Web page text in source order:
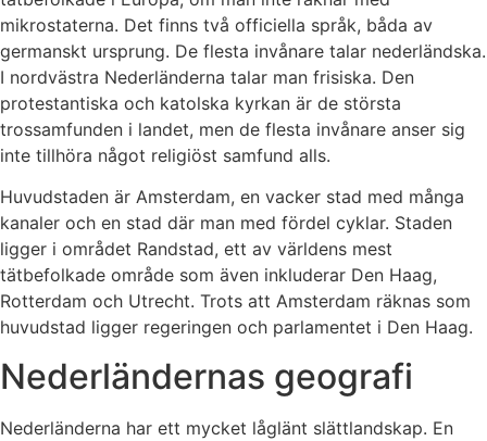
mikrostaterna. Det finns två officiella språk, båda av
germanskt ursprung. De flesta invånare talar nederländska.
I nordvästra Nederländerna talar man frisiska. Den
protestantiska och katolska kyrkan är de största
trossamfunden i landet, men de flesta invånare anser sig
inte tillhöra något religiöst samfund alls.
Huvudstaden är Amsterdam, en vacker stad med många
kanaler och en stad där man med fördel cyklar. Staden
ligger i området Randstad, ett av världens mest
tätbefolkade område som även inkluderar Den Haag,
Rotterdam och Utrecht. Trots att Amsterdam räknas som
huvudstad ligger regeringen och parlamentet i Den Haag.
Nederländernas geografi
Nederländerna har ett mycket låglänt slättlandskap. En